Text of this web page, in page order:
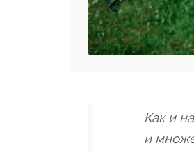
Как и
и